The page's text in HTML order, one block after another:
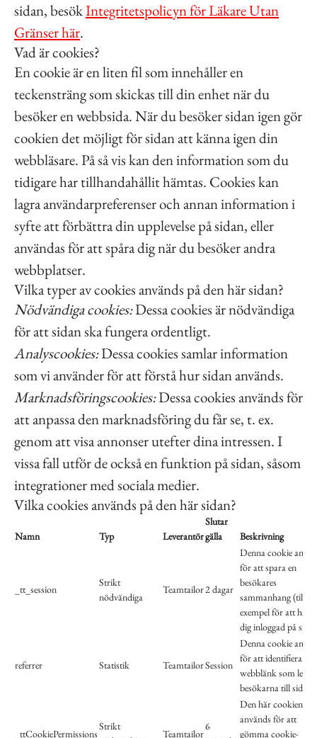
sidan, besökIntegritetspolicyn för Läkare Utan
Gränser här.
Vad är cookies?
En cookie är en liten fil som innehåller en
teckensträng som skickas till din enhet när du
besöker en webbsida. När du besöker sidan igen gör
cookien det möjligt för sidan att känna igen din
webbläsare. På så vis kan den information som du
tidigare har tillhandahållit hämtas. Cookies kan
lagra användarpreferenser och annan information i
syfte att förbättra din upplevelse på sidan, eller
användas för att spåra dig när du besöker andra
webbplatser.
Vilka typer av cookies används på den här sidan?
Nödvändiga cookies:Dessa cookies är nödvändiga
för att sidan ska fungera ordentligt.
Analyscookies:Dessa cookies samlar information
som vi använder för att förstå hur sidan används.
Marknadsföringscookies:Dessa cookies används för
att anpassa den marknadsföring du får se, t. ex.
genom att visa annonser utefter dina intressen. I
vissa fall utför de också en funktion på sidan, såsom
integrationer med sociala medier.
Vilka cookies används på den här sidan?
Namn Typ Leverantör
Slutar
gälla
Beskrivning
_tt_session
Strikt
nödvändiga
Teamtailor2 dagar
Denna cookie
för att spara en
besökares
sammanhang (till
exempel för att hålla
dig inloggad på
referrer Statistik TeamtailorSession
Denna cookie
för att identifiera
webblänk som leder
besökarna till sidan.
_ttCookiePermissions
Strikt
Teamtailor
6
Den här cookien
används för att
gömma cookie-